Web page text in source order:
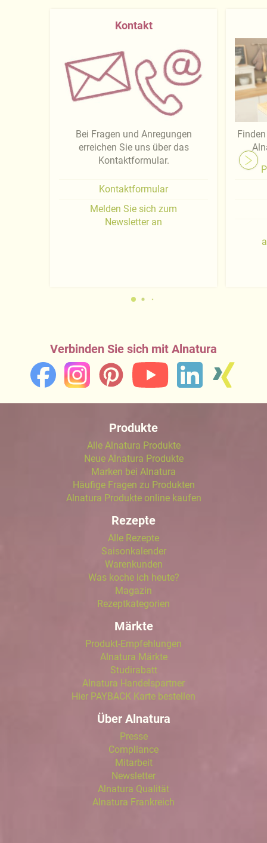
Kontakt
Bei Fragen und Anregungen
erreichen Sie uns über das
Kontaktformular.
Kontaktformular
Melden Sie sich zum
Newsletter an
Verbinden Sie sich mit Alnatura
Produkte
Alle Alnatura Produkte
Neue Alnatura Produkte
Marken bei Alnatura
Häufige Fragen zu Produkten
Alnatura Produkte online kaufen
Rezepte
Alle Rezepte
Saisonkalender
Warenkunden
Was koche ich heute?
Magazin
Rezeptkategorien
Märkte
Produkt-Empfehlungen
Alnatura Märkte
Studirabatt
Alnatura Handelspartner
Hier PAYBACK Karte bestellen
Über Alnatura
Presse
Compliance
Mitarbeit
Newsletter
Alnatura Qualität
Alnatura Frankreich